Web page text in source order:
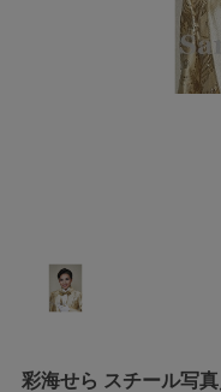
彩海せら スチール写